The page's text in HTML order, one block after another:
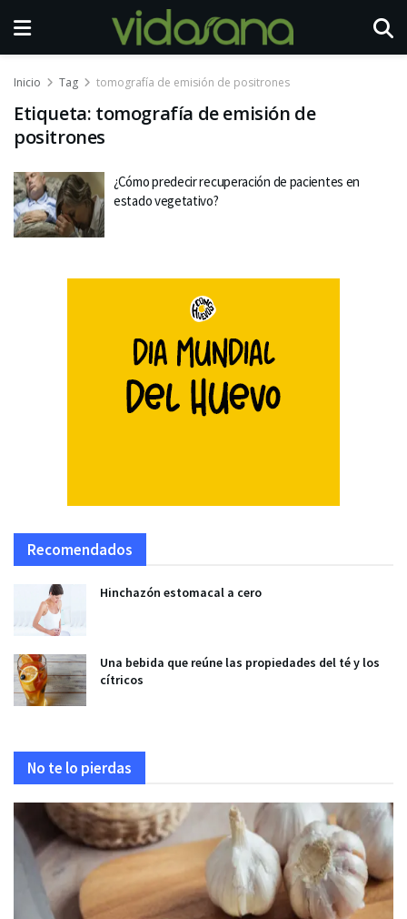
Inicio Tag tomografía de emisión de positrones
Etiqueta: tomografía de emisión de
positrones
¿Cómo predecir recuperación de pacientes en
estado vegetativo?
Recomendados
Hinchazón estomacal a cero
Una bebida que reúne las propiedades del té y los
cítricos
No te lo pierdas